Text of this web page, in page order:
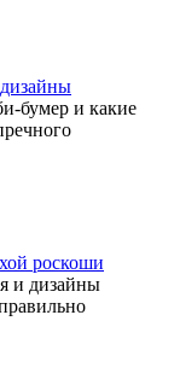
бумер и какие
роскоши
и дизайны